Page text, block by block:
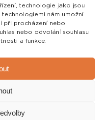
technologie jako jsou
nám umožní
při procházení nebo
nebo odvolání souhlasu
a funkce.
a případně navrhneme i to